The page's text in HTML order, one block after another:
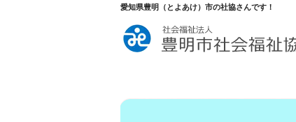
愛知県豊明（とよあけ）市の社協さんです！